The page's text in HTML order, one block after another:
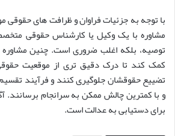
با توجه به جزئیات فراوان و ظرافت های حقوقی
مشاوره با یک وکیل یا کارشناس حقوقی
توصیه، بلکه اغلب ضروری است. چنین مشاوره
کمک کند تا درک دقیق تری از موقعیت
تضییع حقوقشان جلوگیری کنند و فرآیند
و با کمترین چالش ممکن به سرانجام برسانند.
برای دستیابی به عدالت است.